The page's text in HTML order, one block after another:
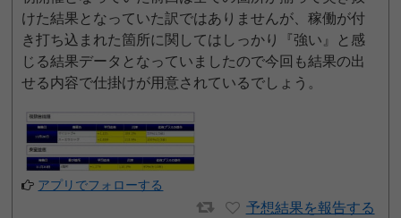
けた結果となっていた訳ではありませんが、稼働が付
き打ち込まれた箇所に関してはしっかり『強い』と感
じる結果データとなっていましたので今回も結果の出
せる内容で仕掛けが用意されているでしょう。
アプリでフォローする
予想結果を報告する